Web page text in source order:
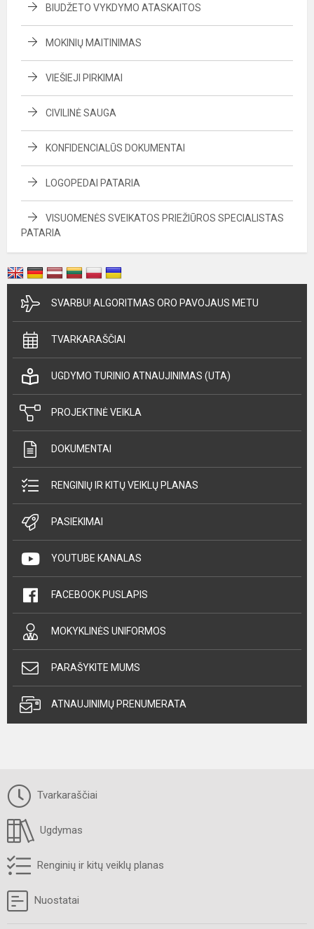
BIUDŽETO VYKDYMO ATASKAITOS
MOKINIŲ MAITINIMAS
VIEŠIEJI PIRKIMAI
CIVILINĖ SAUGA
KONFIDENCIALŪS DOKUMENTAI
LOGOPEDAI PATARIA
VISUOMENĖS SVEIKATOS PRIEŽIŪROS SPECIALISTAS
PATARIA
SVARBU! ALGORITMAS ORO PAVOJAUS METU
TVARKARAŠČIAI
UGDYMO TURINIO ATNAUJINIMAS (UTA)
PROJEKTINĖ VEIKLA
DOKUMENTAI
RENGINIŲ IR KITŲ VEIKLŲ PLANAS
PASIEKIMAI
YOUTUBE KANALAS
FACEBOOK PUSLAPIS
MOKYKLINĖS UNIFORMOS
PARAŠYKITE MUMS
ATNAUJINIMŲ PRENUMERATA
Tvarkaraščiai
Ugdymas
Renginių ir kitų veiklų planas
Nuostatai